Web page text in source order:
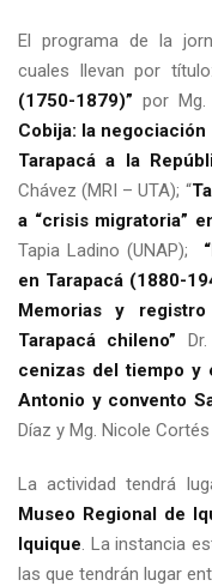
El programa de la
cuales llevan por
(1750-1879)” por Mg.
Cobija: la
Tarapacá a la
Chávez (MRI – UTA); “
a “crisis migratoria”
Tapia Ladino (UNAP);
en Tarapacá (1880-
Memorias y
Tarapacá chileno”
cenizas del tiempo y
Antonio y convento
Díaz y Mg. Nicole Cortés
La actividad tendrá
Museo Regional de
Iquique. La instancia
las que tendrán lugar